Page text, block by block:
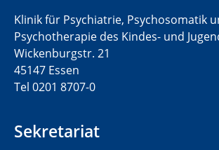
Klinik für Psychiatrie, Psychosomatik
Psychotherapie des Kindes- und
Wickenburgstr. 21
45147 Essen
Tel 0201 8707-0
Sekretariat